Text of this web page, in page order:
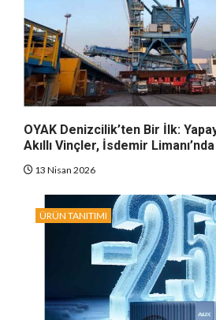
OYAK Denizcilik’ten Bir İlk:
Akıllı Vinçler, İsdemir Limanı’nda
13 Nisan 2026
ÜRÜN TANITIMI